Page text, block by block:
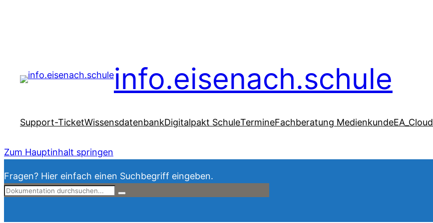
info.eisenach.schule
Support-TicketWissensdatenbankDigitalpakt SchuleTermineFachberatung MedienkundeEA_Cloud
Zum Hauptinhalt springen
Fragen? Hier einfach einen Suchbegriff eingeben.